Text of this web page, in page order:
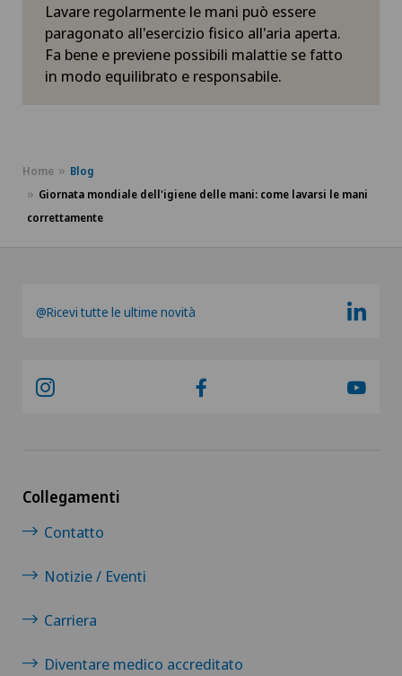
Lavare regolarmente le mani può essere
paragonato all'esercizio fisico all'aria aperta.
Fa bene e previene possibili malattie se fatto
in modo equilibrato e responsabile.
Home
Blog
Giornata mondiale dell'igiene delle mani: come lavarsi le mani
correttamente
@Ricevi tutte le ultime novità
Collegamenti
Contatto
Notizie / Eventi
Carriera
Diventare medico accreditato